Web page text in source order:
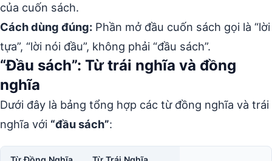
của cuốn sách.
Cách dùng đúng: Phần mở đầu cuốn sách gọi là “lời
tựa”, “lời nói đầu”, không phải “đầu sách”.
“Đầu sách”: Từ trái nghĩa và đồng
nghĩa
Dưới đây là bảng tổng hợp các từ đồng nghĩa và trái
nghĩa với “đầu sách”: